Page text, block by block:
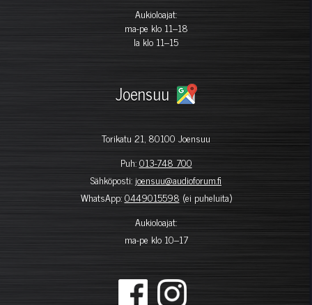
Aukioloajat:
ma-pe klo 11–18
la klo 11–15
Joensuu
Torikatu 21, 80100 Joensuu
Puh:013-748 700
Sähköposti: joensuu@audioforum.fi
WhatsApp:0449015598 (ei puheluita)
Aukioloajat:
ma-pe klo 10–17